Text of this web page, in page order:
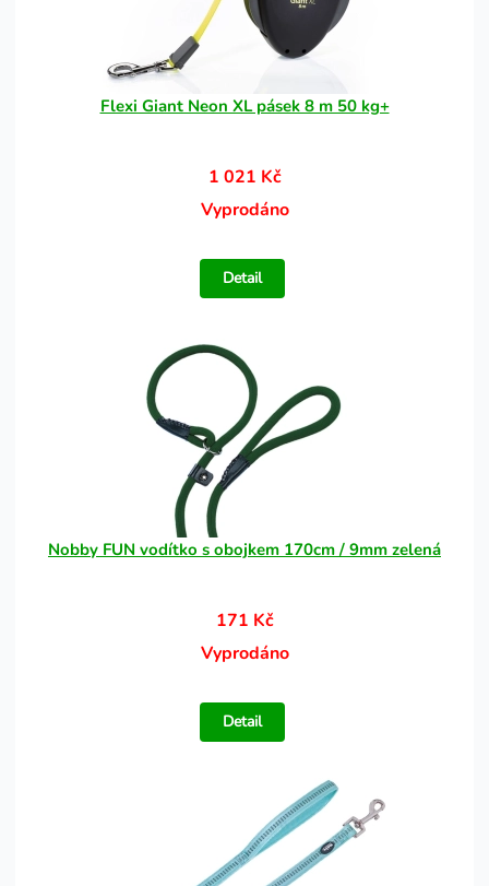
Flexi Giant Neon XL pásek 8 m 50 kg+
1 021 Kč
Vyprodáno
Detail
Nobby FUN vodítko s obojkem 170cm / 9mm zelená
171 Kč
Vyprodáno
Detail